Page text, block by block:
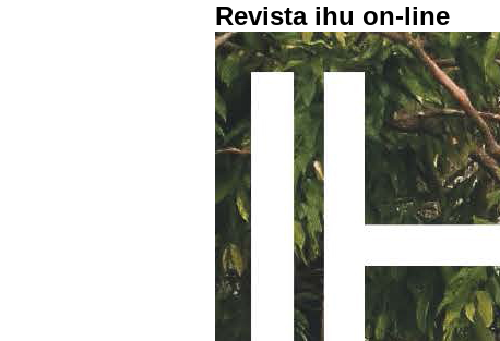
Revista ihu on-line